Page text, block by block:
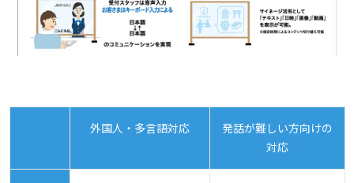
外国人・多言語対応
発話が難しい方向けの
対応